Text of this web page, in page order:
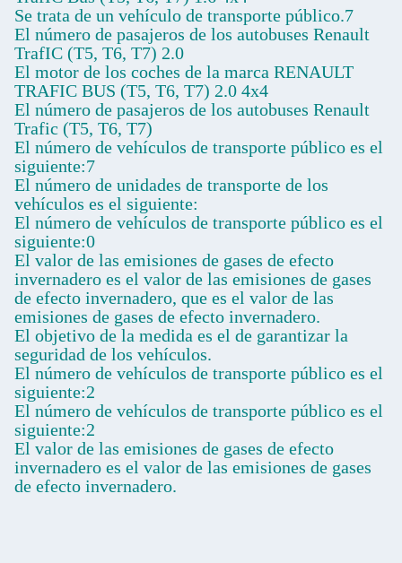
Se trata de un vehículo de transporte público.7
El número de pasajeros de los autobuses Renault
TrafIC (T5, T6, T7) 2.0
El motor de los coches de la marca RENAULT
TRAFIC BUS (T5, T6, T7) 2.0 4x4
El número de pasajeros de los autobuses Renault
Trafic (T5, T6, T7)
El número de vehículos de transporte público es el
siguiente:7
El número de unidades de transporte de los
vehículos es el siguiente:
El número de vehículos de transporte público es el
siguiente:0
El valor de las emisiones de gases de efecto
invernadero es el valor de las emisiones de gases
de efecto invernadero, que es el valor de las
emisiones de gases de efecto invernadero.
El objetivo de la medida es el de garantizar la
seguridad de los vehículos.
El número de vehículos de transporte público es el
siguiente:2
El número de vehículos de transporte público es el
siguiente:2
El valor de las emisiones de gases de efecto
invernadero es el valor de las emisiones de gases
de efecto invernadero.